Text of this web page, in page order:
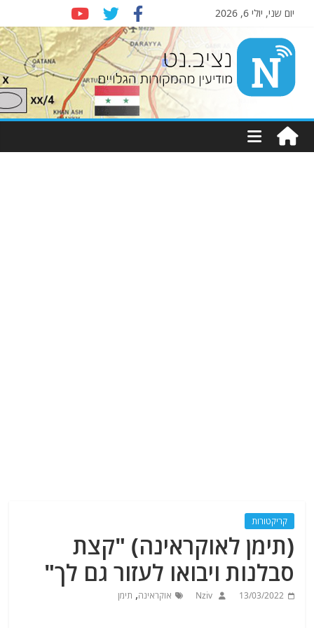
יום שני, יולי 6, 2026
Nziv.net
מודיעין
מהמקורות
קריקטורות
(תימן לאוקראינה) "קצת
סבלנות ויבואו לעזור גם לך"
13/03/2022
Nziv אוקראינה, תימן